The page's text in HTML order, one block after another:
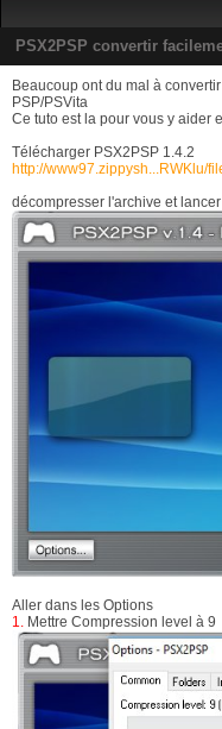
PSX2PSP convertir
Beaucoup ont du mal à
PSP/PSVita
Ce tuto est la pour vous y aider
Télécharger PSX2PSP 1.4.2
http://www97.zippysh...RWKlu/
décompresser l'archive et lancer
Aller dans les Options
1. Mettre Compression level à 9